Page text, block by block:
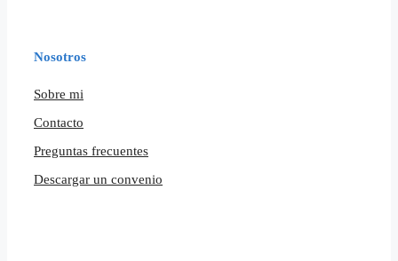
Nosotros
Sobre mi
Contacto
Preguntas frecuentes
Descargar un convenio